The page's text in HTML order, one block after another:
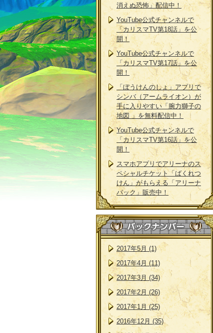
消えぬ恐怖」配信中！
YouTube公式チャンネルで
「カリスマTV第18話」を公
開！
YouTube公式チャンネルで
「カリスマTV第17話」を公
開！
「ぼうけんのしょ」アプリで
シンバ（アームライオン）が
手に入りやすい「腕力獅子の
地図 」を無料配信中！
YouTube公式チャンネルで
「カリスマTV第16話」を公
開！
スマホアプリでアリーナのス
ペシャルチケット「ばくれつ
けん」がもらえる「アリーナ
パック」販売中！
2017年5月 (1)
2017年4月 (11)
2017年3月 (34)
2017年2月 (26)
2017年1月 (25)
2016年12月 (35)